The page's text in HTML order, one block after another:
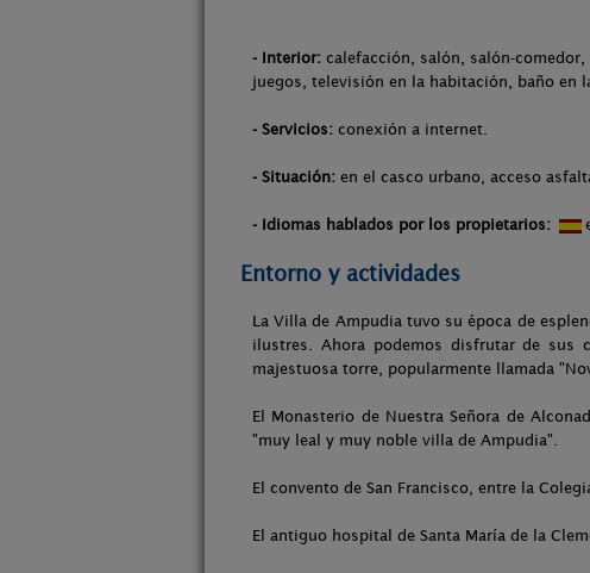
- Interior: calefacción, salón, salón-
juegos, televisión en la habitación, baño en
- Servicios: conexión a internet.
- Situación: en el casco urbano, acceso
- Idiomas hablados por los propietarios:
Entorno y actividades
La Villa de Ampudia tuvo su época de
ilustres. Ahora podemos disfrutar de sus
majestuosa torre, popularmente llamada
El Monasterio de Nuestra Señora de
"muy leal y muy noble villa de Ampudia".
El convento de San Francisco, entre la
El antiguo hospital de Santa María de la